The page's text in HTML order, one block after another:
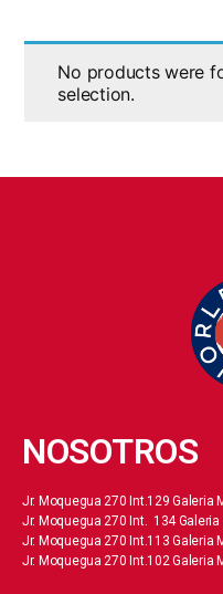
No products were
selection.
NOSOTROS
Jr. Moquegua 270 Int.129 Galeria
Jr. Moquegua 270 Int. 134
Jr. Moquegua 270 Int.113 Galeria
Jr. Moquegua 270 Int.102 Galeria